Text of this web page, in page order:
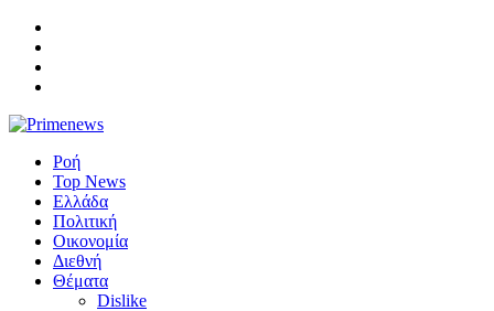
Ροή
Top News
Ελλάδα
Πολιτική
Οικονομία
Διεθνή
Θέματα
Dislike